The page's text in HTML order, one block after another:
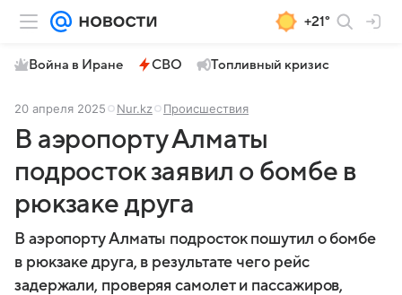
+21°
Война в Иране СВО Топливный кризис
20 апреля 2025 Nur.kz Происшествия
В аэропорту Алматы
подросток заявил о бомбе в
рюкзаке друга
В аэропорту Алматы подросток пошутил о бомбе
в рюкзаке друга, в результате чего рейс
задержали, проверяя самолет и пассажиров,